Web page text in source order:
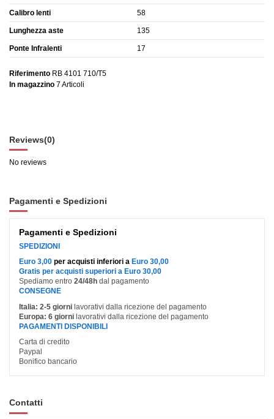
Calibro lenti 58
Lunghezza aste 135
Ponte Infralenti 17
Riferimento RB 4101 710/T5
In magazzino 7 Articoli
Reviews(0)
No reviews
Pagamenti e Spedizioni
Pagamenti e Spedizioni
SPEDIZIONI
Euro 3,00 per acquisti inferiori a Euro 30,00
Gratis per acquisti superiori a Euro 30,00
Spediamo entro 24/48h dal pagamento
CONSEGNE
Italia: 2-5 giorni lavorativi dalla ricezione del pagamento
Europa: 6 giorni lavorativi dalla ricezione del pagamento
PAGAMENTI DISPONIBILI
Carta di credito
Paypal
Bonifico bancario
Contatti